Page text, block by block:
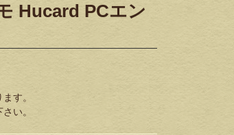
Hucard PCエン
す。
い。